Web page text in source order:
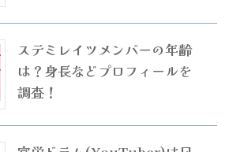
ステミレイツメンバーの年齢
は？身長などプロフィールを
調査！